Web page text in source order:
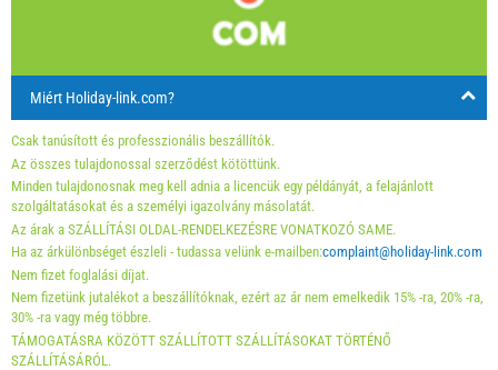
Bármelyik nap
A kijelzőn lévő egység ára csak meghatározott számú
személyek számára.
Ajánlatok:
Holiday-Link fizet: 2025. szept. 17. - 2026. dec. 31. / -
10 %
Feltétlenül szükséges:
10 EUR (once - által _person), Vendégregisztráció (01.01 -
30.06. / 01.09. - 31.12.): 5 EUR (once - által _person)
Választható:
26 27 28
Miért Holiday-link.com?
Csak tanúsított és professzionális beszállítók.
Az összes tulajdonossal szerződést kötöttünk.
Minden tulajdonosnak meg kell adnia a licencük egy példányát, a felajánlott
szolgáltatásokat és a személyi igazolvány másolatát.
Az árak a SZÁLLÍTÁSI OLDAL-RENDELKEZÉSRE VONATKOZÓ SAME.
Ha az árkülönbséget észleli - tudassa velünk e-mailben:complaint@holiday-link.com
Nem fizet foglalási díjat.
Nem fizetünk jutalékot a beszállítóknak, ezért az ár nem emelkedik 15% -ra, 20% -ra,
30% -ra vagy még többre.
TÁMOGATÁSRA KÖZÖTT SZÁLLÍTOTT SZÁLLÍTÁSOKAT TÖRTÉNŐ
SZÁLLÍTÁSÁRÓL.